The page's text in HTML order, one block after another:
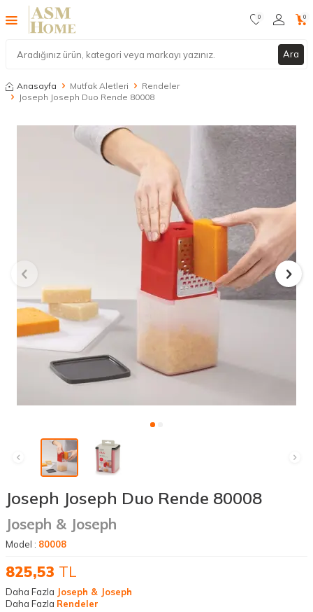
Ara
0 0
Anasayfa Mutfak Aletleri
Rendeler
Joseph Joseph Duo Rende 80008
Joseph Joseph Duo Rende 80008
Joseph & Joseph
Model : 80008
825,53 TL
Daha Fazla Joseph & Joseph
Daha Fazla Rendeler